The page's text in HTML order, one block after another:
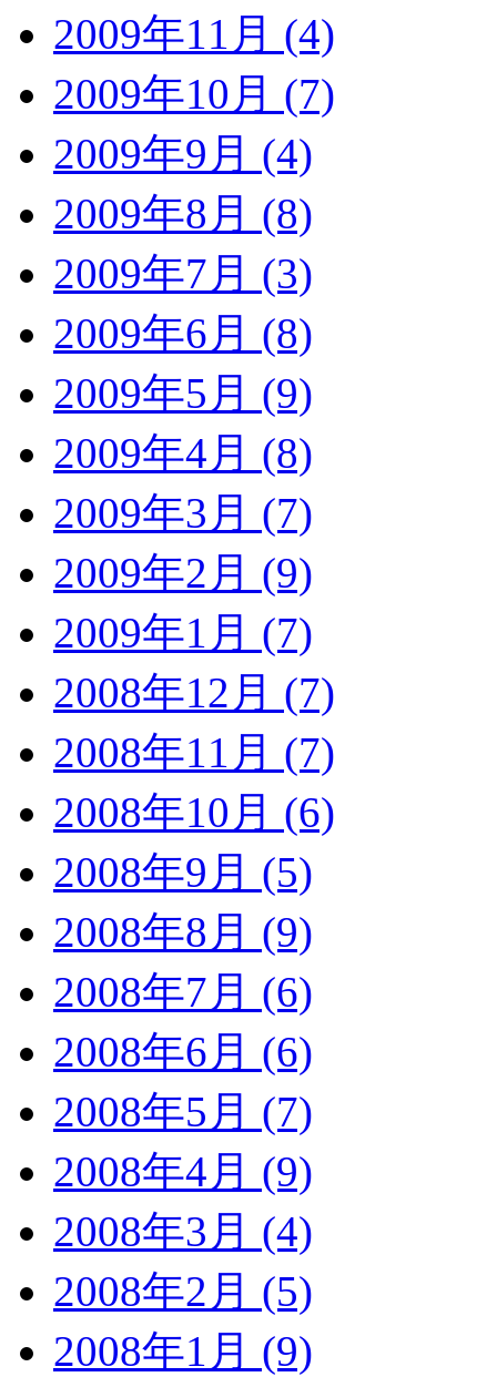
2009年11月 (4)
2009年10月 (7)
2009年9月 (4)
2009年8月 (8)
2009年7月 (3)
2009年6月 (8)
2009年5月 (9)
2009年4月 (8)
2009年3月 (7)
2009年2月 (9)
2009年1月 (7)
2008年12月 (7)
2008年11月 (7)
2008年10月 (6)
2008年9月 (5)
2008年8月 (9)
2008年7月 (6)
2008年6月 (6)
2008年5月 (7)
2008年4月 (9)
2008年3月 (4)
2008年2月 (5)
2008年1月 (9)